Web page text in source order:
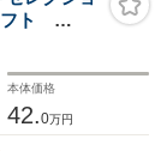
フト
アキ
ッチ 純
ートヒー
本体価格
42.0万円